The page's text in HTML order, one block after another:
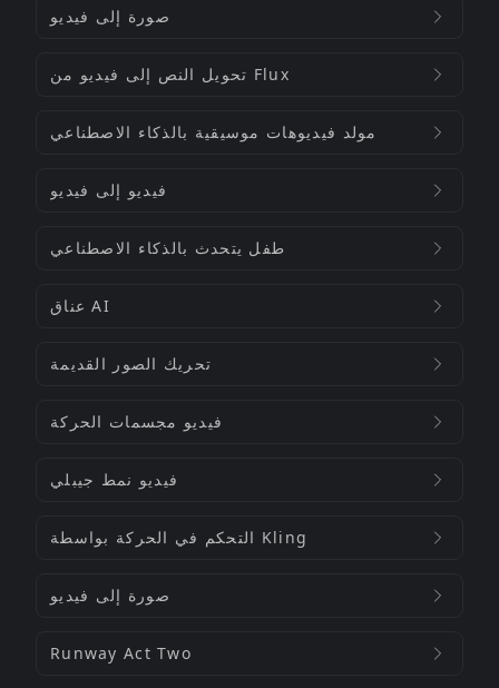
صورة إلى فيديو
تحويل النص إلى فيديو من Flux
مولد فيديوهات موسيقية بالذكاء الاصطناعي
فيديو إلى فيديو
طفل يتحدث بالذكاء الاصطناعي
عناق AI
تحريك الصور القديمة
فيديو مجسمات الحركة
فيديو نمط جيبلي
التحكم في الحركة بواسطة Kling
صورة إلى فيديو
Runway Act Two